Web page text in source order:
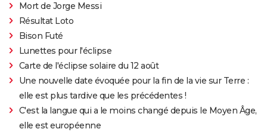
Mort de Jorge Messi
Résultat Loto
Bison Futé
Lunettes pour l'éclipse
Carte de l'éclipse solaire du 12 août
Une nouvelle date évoquée pour la fin de la vie sur Terre :
elle est plus tardive que les précédentes !
C'est la langue qui a le moins changé depuis le Moyen Âge,
elle est européenne